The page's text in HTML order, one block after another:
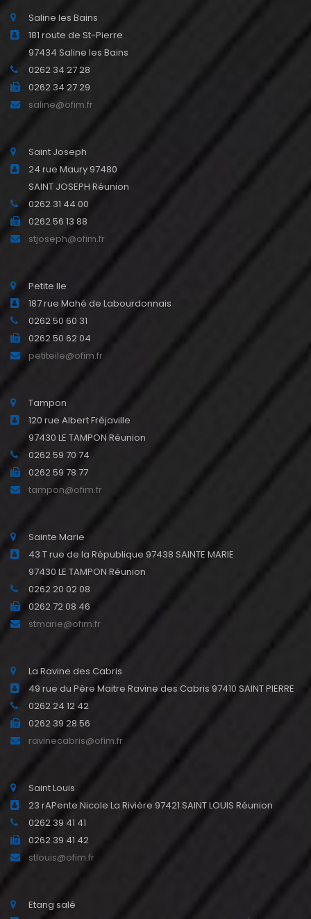
Saline les Bains
181 route de St-Pierre
97434 Saline les Bains
0262 34 27 28
0262 34 27 29
saline@ofim.fr
Saint Joseph
24 rue Maury 97480
SAINT JOSEPH Réunion
0262 31 44 00
0262 56 13 88
stjoseph@ofim.fr
Petite Ile
187 rue Mahé de Labourdonnais
0262 50 60 31
0262 50 62 04
petiteile@ofim.fr
Tampon
120 rue Albert Fréjaville
97430 LE TAMPON Réunion
0262 59 70 74
0262 59 78 77
tampon@ofim.fr
Sainte Marie
43 T rue de la République 97438 SAINTE MARIE
97430 LE TAMPON Réunion
0262 20 02 08
0262 72 08 46
stmarie@ofim.fr
La Ravine des Cabris
49 rue du Père Maitre Ravine des Cabris 97410 SAINT PIERRE
0262 24 12 42
0262 39 28 56
ravinecabris@ofim.fr
Saint Louis
23 rAPente Nicole La Rivière 97421 SAINT LOUIS Réunion
0262 39 41 41
0262 39 41 42
stlouis@ofim.fr
Etang salé